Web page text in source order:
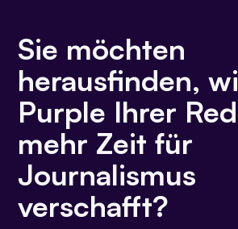
Sie möchten
herausfinden,
Purple Ihrer
mehr Zeit für
Journalismus
verschafft?